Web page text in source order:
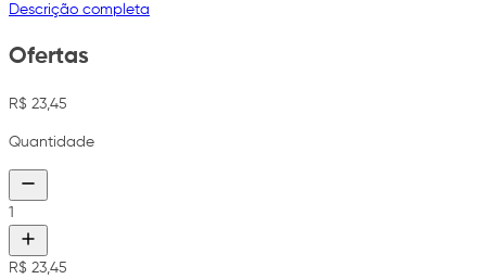
Descrição completa
Ofertas
R$ 23,45
Quantidade
1
R$ 23,45